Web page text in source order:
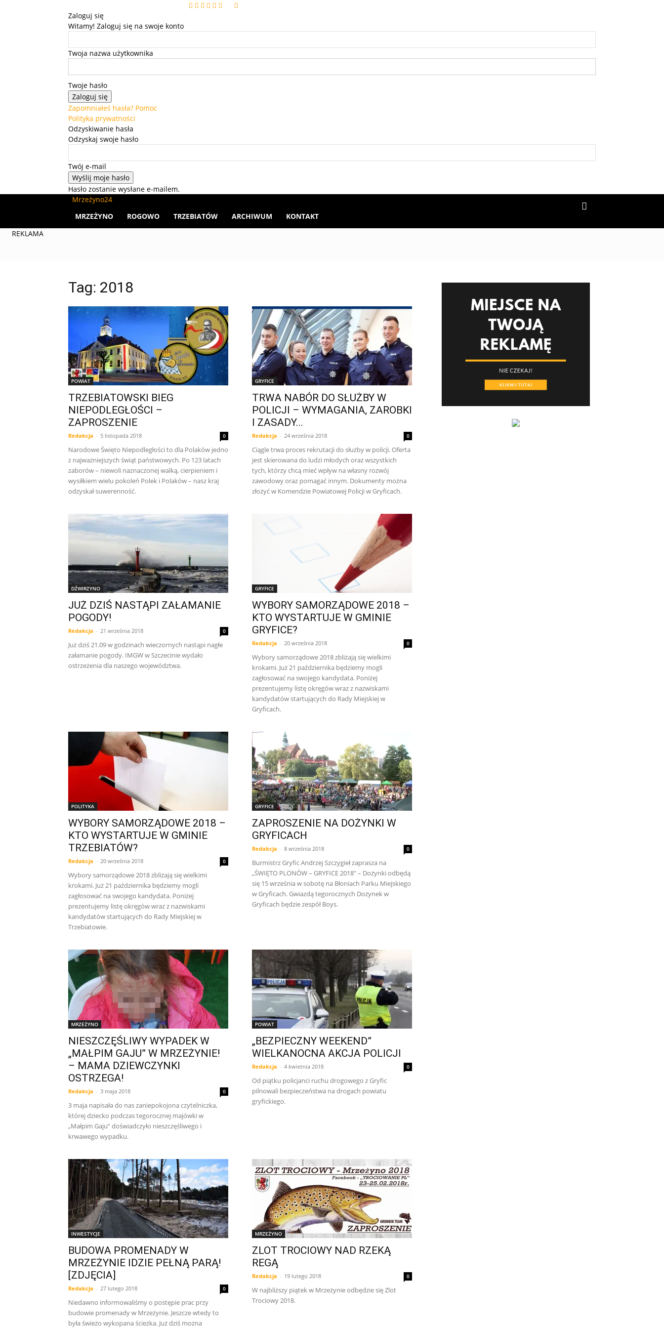
Zaloguj się
Witamy! Zaloguj się na swoje konto
Twoja nazwa użytkownika
Twoje hasło
Zapomniałeś hasła? Pomoc
Polityka prywatności
Odzyskiwanie hasła
Odzyskaj swoje hasło
Twój e-mail
Hasło zostanie wysłane e-mailem.
Mrzeżyno24
MRZEŻYNO
ROGOWO TRZEBIATÓW ARCHIWUM
KONTAKT
REKLAMA
Tag: 2018
POWIAT
TRZEBIATOWSKI BIEG
NIEPODLEGŁOŚCI –
ZAPROSZENIE
Redakcja - 5 listopada 2018 0
Narodowe Święto Niepodległości to dla Polaków jedno
z najważniejszych świąt państwowych. Po 123 latach
zaborów – niewoli naznaczonej walką, cierpieniem i
wysiłkiem wielu pokoleń Polek i Polaków – nasz kraj
odzyskał suwerenność.
GRYFICE
TRWA NABÓR DO SŁUŻBY W
POLICJI – WYMAGANIA, ZAROBKI
I ZASADY...
Redakcja - 24 września 2018 0
Ciągle trwa proces rekrutacji do służby w policji. Oferta
jest skierowana do ludzi młodych oraz wszystkich
tych, którzy chcą mieć wpływ na własny rozwój
zawodowy oraz pomagać innym. Dokumenty można
złożyć w Komendzie Powiatowej Policji w Gryficach.
DŹWIRZYNO
JUŻ DZIŚ NASTĄPI ZAŁAMANIE
POGODY!
Redakcja - 21 września 2018 0
Już dziś 21.09 w godzinach wieczornych nastąpi nagłe
załamanie pogody. IMGW w Szczecinie wydało
ostrzeżenia dla naszego województwa.
GRYFICE
WYBORY SAMORZĄDOWE 2018 –
KTO WYSTARTUJE W GMINIE
GRYFICE?
Redakcja - 20 września 2018 0
Wybory samorządowe 2018 zbliżają się wielkimi
krokami. Już 21 października będziemy mogli
zagłosować na swojego kandydata. Poniżej
prezentujemy listę okręgów wraz z nazwiskami
kandydatów startujących do Rady Miejskiej w
Gryficach.
POLITYKA
WYBORY SAMORZĄDOWE 2018 –
KTO WYSTARTUJE W GMINIE
TRZEBIATÓW?
Redakcja - 20 września 2018 0
Wybory samorządowe 2018 zbliżają się wielkimi
krokami. Już 21 października będziemy mogli
zagłosować na swojego kandydata. Poniżej
prezentujemy listę okręgów wraz z nazwiskami
kandydatów startujących do Rady Miejskiej w
Trzebiatowie.
GRYFICE
ZAPROSZENIE NA DOŻYNKI W
GRYFICACH
Redakcja - 8 września 2018 0
Burmistrz Gryfic Andrzej Szczygieł zaprasza na
„ŚWIĘTO PLONÓW – GRYFICE 2018″ – Dożynki odbędą
się 15 września w sobotę na Błoniach Parku Miejskiego
w Gryficach. Gwiazdą tegorocznych Dożynek w
Gryficach będzie zespół Boys.
MRZEŻYNO
NIESZCZĘŚLIWY WYPADEK W
„MAŁPIM GAJU” W MRZEŻYNIE!
– MAMA DZIEWCZYNKI
OSTRZEGA!
Redakcja - 3 maja 2018 0
3 maja napisała do nas zaniepokojona czytelniczka,
której dziecko podczas tegorocznej majówki w
„Małpim Gaju” doświadczyło nieszczęśliwego i
krwawego wypadku.
POWIAT
„BEZPIECZNY WEEKEND”
WIELKANOCNA AKCJA POLICJI
Redakcja - 4 kwietnia 2018 0
Od piątku policjanci ruchu drogowego z Gryfic
pilnowali bezpieczeństwa na drogach powiatu
gryfickiego.
INWESTYCJE
BUDOWA PROMENADY W
MRZEŻYNIE IDZIE PEŁNĄ PARĄ!
[ZDJĘCIA]
Redakcja - 27 lutego 2018 0
Niedawno informowaliśmy o postępie prac przy
budowie promenady w Mrzeżynie. Jeszcze wtedy to
była świeżo wykopana ścieżka. Już dziś można
MRZEŻYNO
ZLOT TROCIOWY NAD RZEKĄ
REGĄ
Redakcja - 19 lutego 2018 0
W najbliższy piątek w Mrzeżynie odbędzie się Zlot
Trociowy 2018.